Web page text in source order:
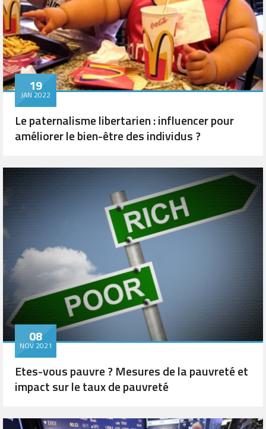
19
JAN 2022
Le paternalisme libertarien : influencer pour
améliorer le bien-être des individus ?
08
NOV 2021
Etes-vous pauvre ? Mesures de la pauvreté et
impact sur le taux de pauvreté